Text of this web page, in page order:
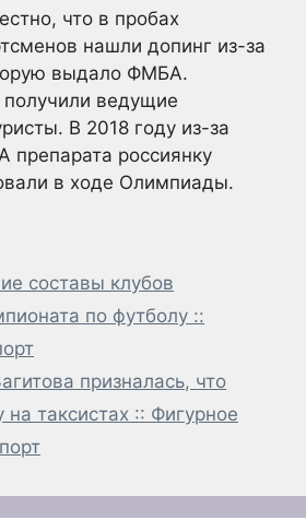
что в пробах
нашли допинг из-за
выдало ФМБА.
ведущие
В 2018 году из-за
россиянку
в ходе Олимпиады.
составы клубов
по футболу ::
призналась, что
таксистах :: Фигурное